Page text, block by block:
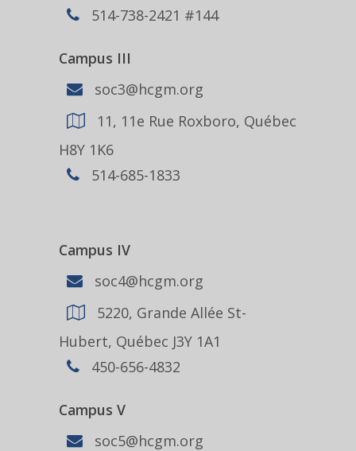
514-738-2421 #144
Campus III
soc3@hcgm.org
11, 11e Rue Roxboro, Québec
H8Y 1K6
514-685-1833
Campus IV
soc4@hcgm.org
5220, Grande Allée St-
Hubert, Québec J3Y 1A1
450-656-4832
Campus V
soc5@hcgm.org